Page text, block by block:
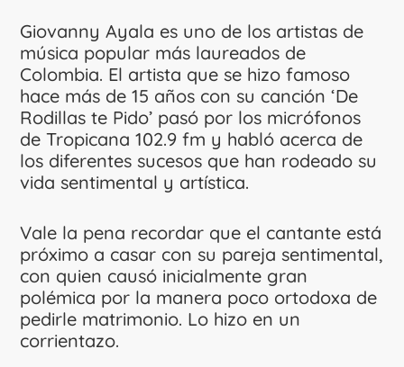
Giovanny Ayala es uno de los artistas de
música popular más laureados de
Colombia. El artista que se hizo famoso
hace más de 15 años con su canción ‘De
Rodillas te Pido’ pasó por los micrófonos
de Tropicana 102.9 fm y habló acerca de
los diferentes sucesos que han rodeado su
vida sentimental y artística.
Vale la pena recordar que el cantante está
próximo a casar con su pareja sentimental,
con quien causó inicialmente gran
polémica por la manera poco ortodoxa de
pedirle matrimonio. Lo hizo en un
corrientazo.